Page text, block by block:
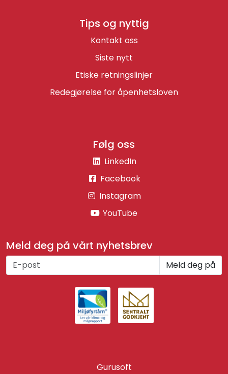
Meld deg på vårt nyhetsbrev
Meld deg på
Tips og nyttig
Kontakt oss
Siste nytt
Etiske retningslinjer
Redegjørelse for åpenhetsloven
Følg oss
LinkedIn
Facebook
Instagram
YouTube
Gurusoft